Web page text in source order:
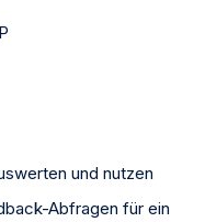
und nutzen
Abfragen für ein